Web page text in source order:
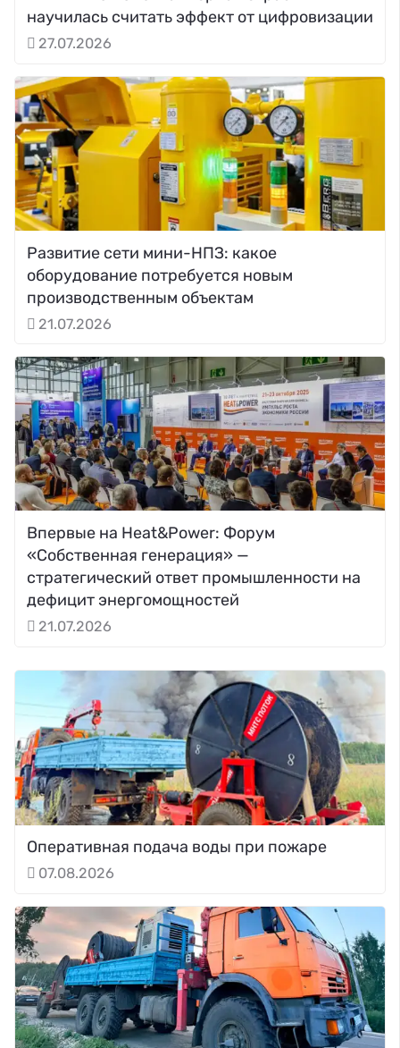
научилась считать эффект от цифровизации
27.07.2026
Развитие сети мини-НПЗ: какое
оборудование потребуется новым
производственным объектам
21.07.2026
Впервые на Heat&Power: Форум
«Собственная генерация» —
стратегический ответ промышленности на
дефицит энергомощностей
21.07.2026
Оперативная подача воды при пожаре
07.08.2026